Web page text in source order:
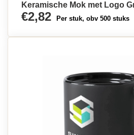
Keramische Mok met Logo
€2,82 Per stuk, obv 500 stuks